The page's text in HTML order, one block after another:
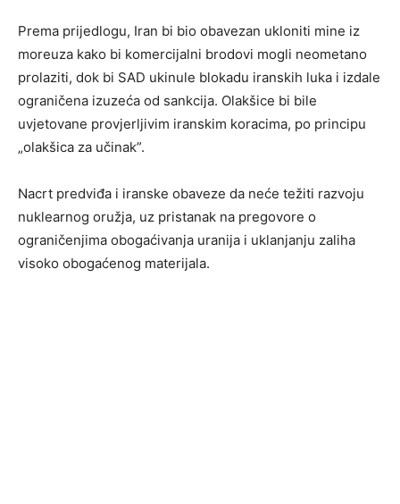
Prema prijedlogu, Iran bi bio obavezan ukloniti mine iz
moreuza kako bi komercijalni brodovi mogli neometano
prolaziti, dok bi SAD ukinule blokadu iranskih luka i izdale
ograničena izuzeća od sankcija. Olakšice bi bile
uvjetovane provjerljivim iranskim koracima, po principu
„olakšica za učinak”.
Nacrt predviđa i iranske obaveze da neće težiti razvoju
nuklearnog oružja, uz pristanak na pregovore o
ograničenjima obogaćivanja uranija i uklanjanju zaliha
visoko obogaćenog materijala.